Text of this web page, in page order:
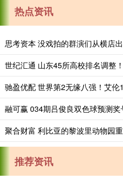
热点资讯
融可赢 034期吕俊良双色球预测
聚合财富 利比亚的黎波里动物园
推荐资讯